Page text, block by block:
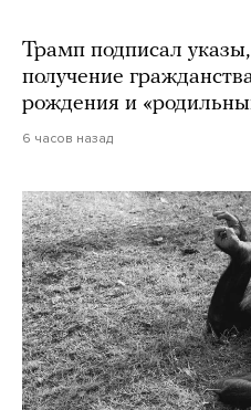
Трамп подписал
получение
рождения и
6 часов назад